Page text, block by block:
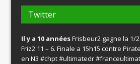
Twitter
Il y a 10 annéesFrisbeur2 gagne la 1/
Friz2 11 – 6. Finale a 15h15 contre
en N3#chpt#ultimatedr